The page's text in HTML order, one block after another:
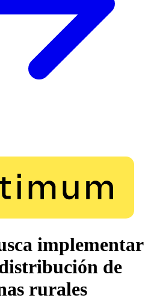
implementar
de
rurales